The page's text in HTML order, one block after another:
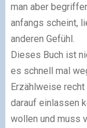
man aber
anfangs scheint,
anderen Gefühl.
Dieses Buch ist
es schnell mal
Erzählweise
darauf einlassen
wollen und muss